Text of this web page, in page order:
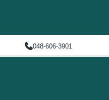
048-606-3901